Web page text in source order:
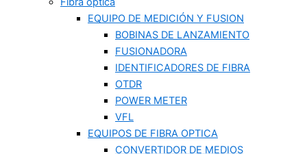
EQUIPO DE MEDICIÓN Y FUSION
BOBINAS DE LANZAMIENTO
FUSIONADORA
IDENTIFICADORES DE FIBRA
OTDR
POWER METER
VFL
EQUIPOS DE FIBRA OPTICA
CONVERTIDOR DE MEDIOS